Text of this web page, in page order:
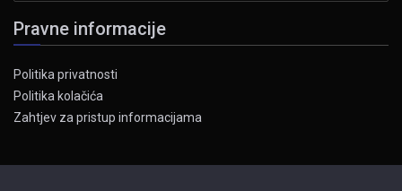
Pravne informacije
Politika privatnosti
Politika kolačića
Zahtjev za pristup informacijama